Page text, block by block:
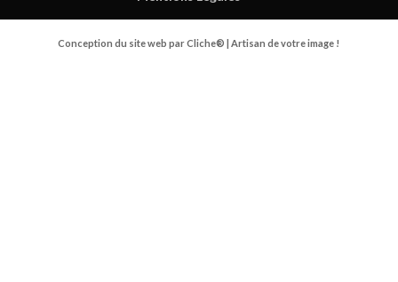
Conception du site web par Cliche® | Artisan de votre image !